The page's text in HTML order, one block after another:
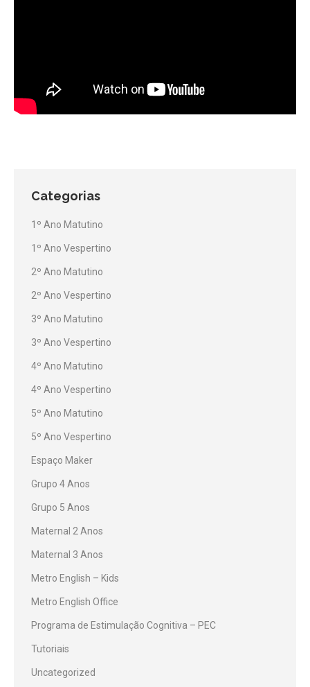
Categorias
1º Ano Matutino
1º Ano Vespertino
2º Ano Matutino
2º Ano Vespertino
3º Ano Matutino
3º Ano Vespertino
4º Ano Matutino
4º Ano Vespertino
5º Ano Matutino
5º Ano Vespertino
Espaço Maker
Grupo 4 Anos
Grupo 5 Anos
Maternal 2 Anos
Maternal 3 Anos
Metro English – Kids
Metro English Office
Programa de Estimulação Cognitiva – PEC
Tutoriais
Uncategorized